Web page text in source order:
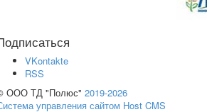
VKontakte
RSS
ООО ТД "Полюс" 2019-2026
управления сайтом Host CMS